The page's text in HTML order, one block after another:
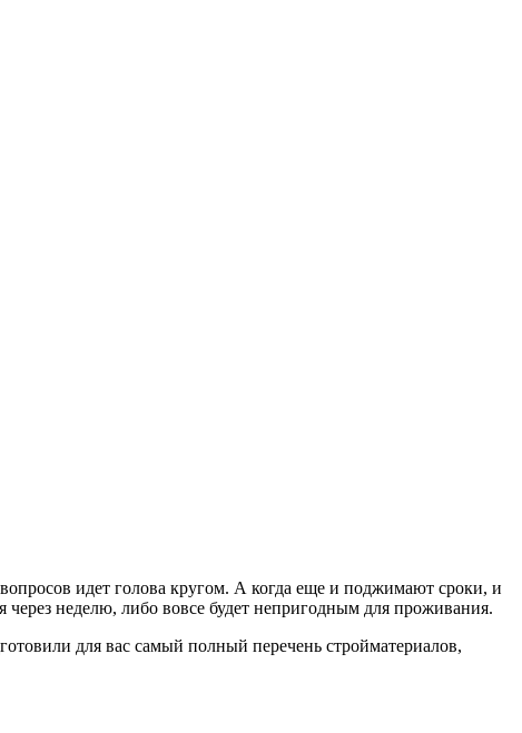
вопросов идет голова кругом. А когда еще и поджимают сроки, и
неделю, либо вовсе будет непригодным для проживания.
для вас самый полный перечень стройматериалов,